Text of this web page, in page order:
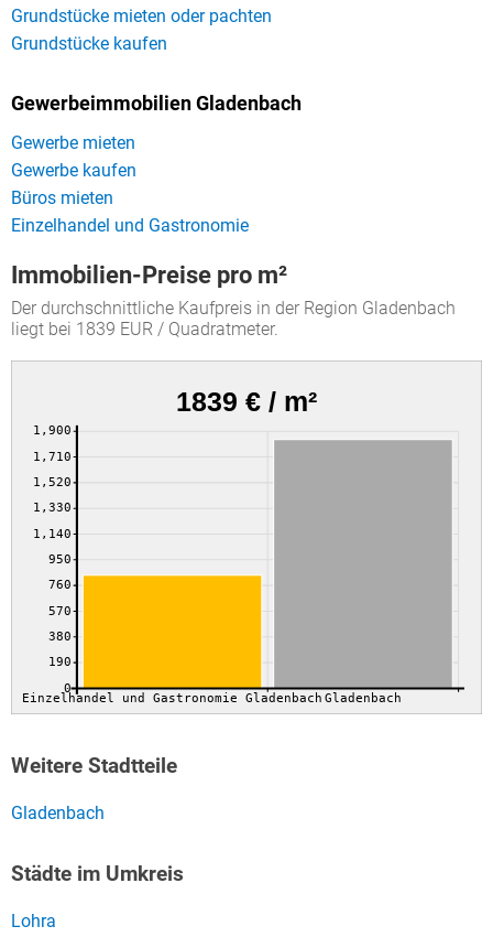
Grundstücke mieten oder pachten
Grundstücke kaufen
Gewerbeimmobilien Gladenbach
Gewerbe mieten
Gewerbe kaufen
Büros mieten
Einzelhandel und Gastronomie
Immobilien-Preise pro m²
Der durchschnittliche Kaufpreis in der Region Gladenbach
liegt bei 1839 EUR / Quadratmeter.
1839 € / m²
0
190
380
570
760
950
1,140
1,330
1,520
1,710
1,900
Einzelhandel und Gastronomie Gladenbach Gladenbach
Weitere Stadtteile
Gladenbach
Städte im Umkreis
Lohra